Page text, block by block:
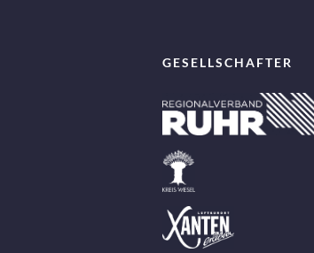
GESELLSCHAFTER